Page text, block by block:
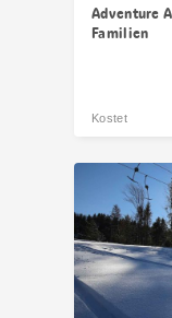
Adventure
Familien
Kostet